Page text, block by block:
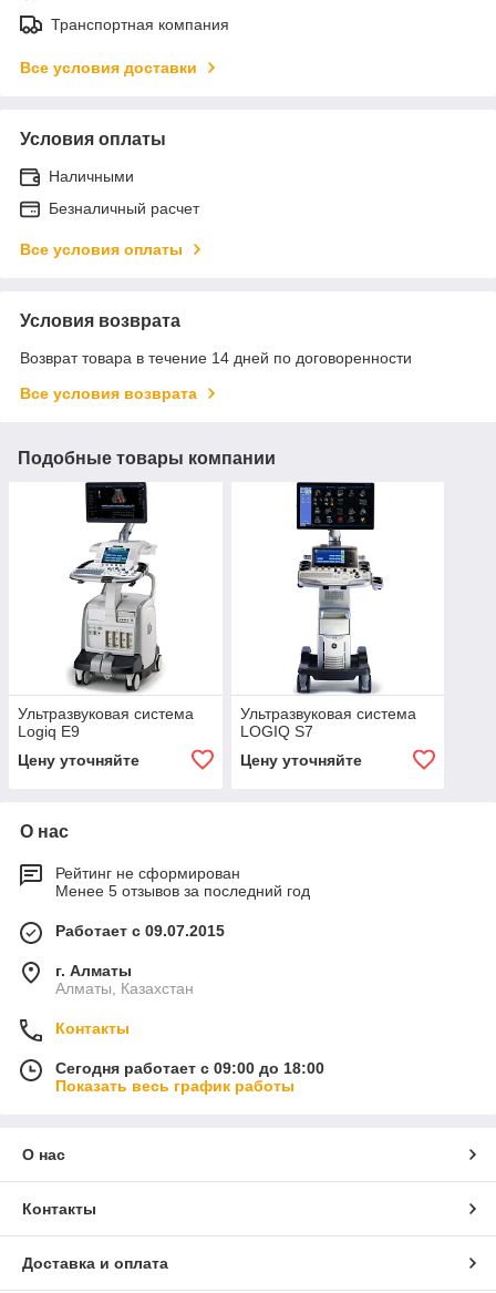
Транспортная компания
Все условия доставки
Условия оплаты
Наличными
Безналичный расчет
Все условия оплаты
Условия возврата
Возврат товара в течение 14 дней по договоренности
Все условия возврата
Подобные товары компании
Ультразвуковая система
Logiq E9
Цену уточняйте
Ультразвуковая система
LOGIQ S7
Цену уточняйте
О нас
Рейтинг не сформирован
Менее 5 отзывов за последний год
Работает с 09.07.2015
г. Алматы
Алматы, Казахстан
Контакты
Сегодня работает с 09:00 до 18:00
Показать весь график работы
О нас
Контакты
Доставка и оплата